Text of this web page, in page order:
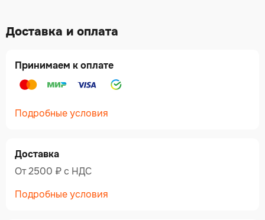
Доставка и оплата
Принимаем к оплате
Подробные условия
Доставка
От 2500 ₽ c НДС
Подробные условия